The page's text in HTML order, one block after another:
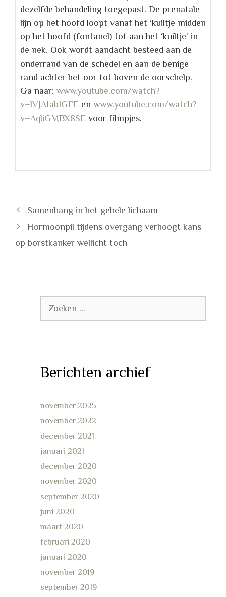
dezelfde behandeling toegepast. De prenatale
lijn op het hoofd loopt vanaf het ‘kuiltje midden
op het hoofd (fontanel) tot aan het ‘kuiltje’ in
de nek. Ook wordt aandacht besteed aan de
onderrand van de schedel en aan de benige
rand achter het oor tot boven de oorschelp.
Ga naar: www.youtube.com/watch?
v=lVJAIab1GFE en www.youtube.com/watch?
v=AqliGMBX8SE voor filmpjes.
Samenhang in het gehele lichaam
Hormoonpil tijdens overgang verhoogt kans
op borstkanker wellicht toch
naar:
Berichten archief
november 2025
november 2022
december 2021
januari 2021
december 2020
november 2020
september 2020
juni 2020
maart 2020
februari 2020
januari 2020
november 2019
september 2019